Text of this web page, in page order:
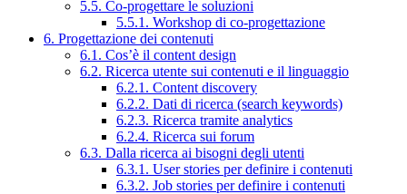
5.5. Co-progettare le soluzioni
5.5.1. Workshop di co-progettazione
6. Progettazione dei contenuti
6.1. Cos’è il content design
6.2. Ricerca utente sui contenuti e il linguaggio
6.2.1. Content discovery
6.2.2. Dati di ricerca (search keywords)
6.2.3. Ricerca tramite analytics
6.2.4. Ricerca sui forum
6.3. Dalla ricerca ai bisogni degli utenti
6.3.1. User stories per definire i contenuti
6.3.2. Job stories per definire i contenuti